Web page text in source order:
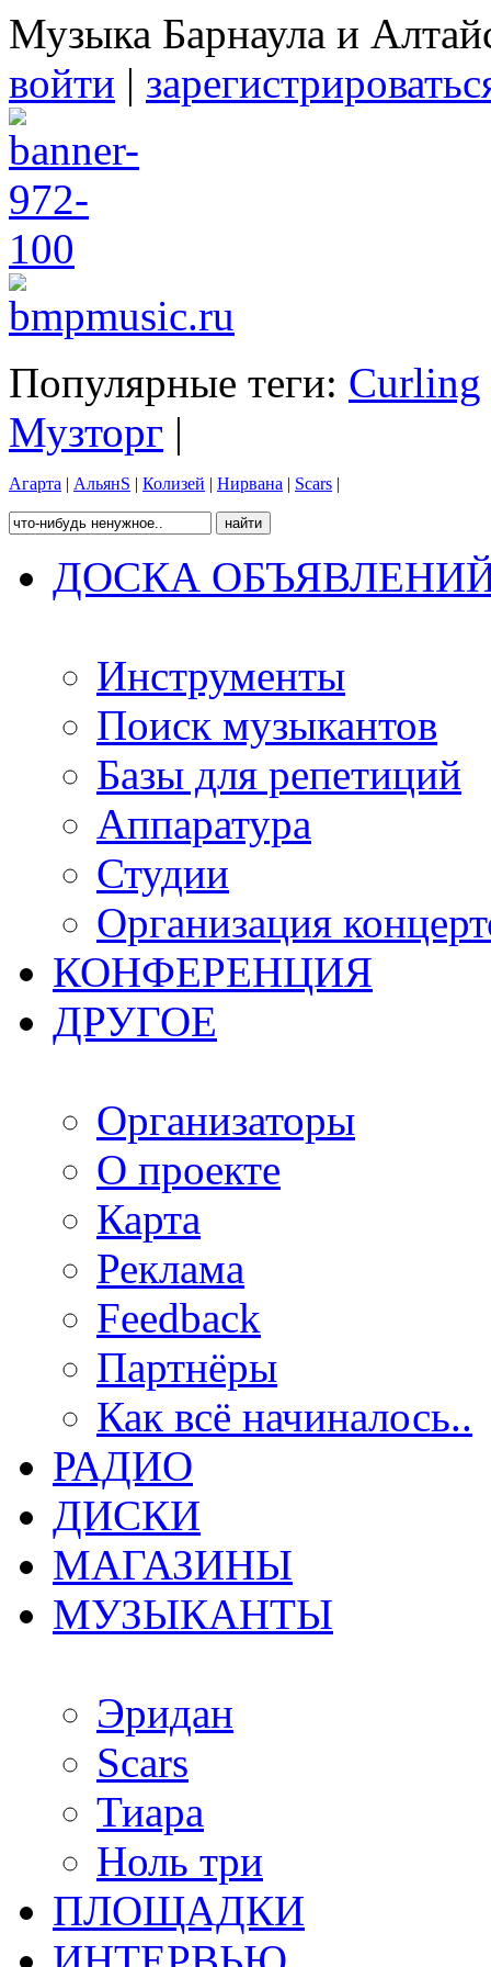
Музыка Барнаула и
войти |
Популярные теги: Curling
Музторг |
Агарта | АльянS | Колизей | Нирвана | Scars |
ДОСКА
Инструменты
Поиск музыкантов
Базы для репетиций
Аппаратура
Студии
Организация
КОНФЕРЕНЦИЯ
ДРУГОЕ
Организаторы
О проекте
Карта
Реклама
Feedback
Партнёры
Как всё начиналось..
РАДИО
ДИСКИ
МАГАЗИНЫ
МУЗЫКАНТЫ
Эридан
Scars
Тиара
Ноль три
ПЛОЩАДКИ